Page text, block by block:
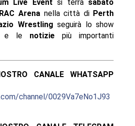
Live Event si terrà sabato
RAC Arena nella città di Perth
Wrestling seguirà lo show
le notizie più importanti
CANALE WHATSAPP
channel/0029Va7eNo1J93